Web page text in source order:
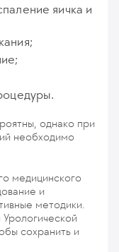
яичка и
однако при
необходимо
медицинского
и
методики.
сохранить и